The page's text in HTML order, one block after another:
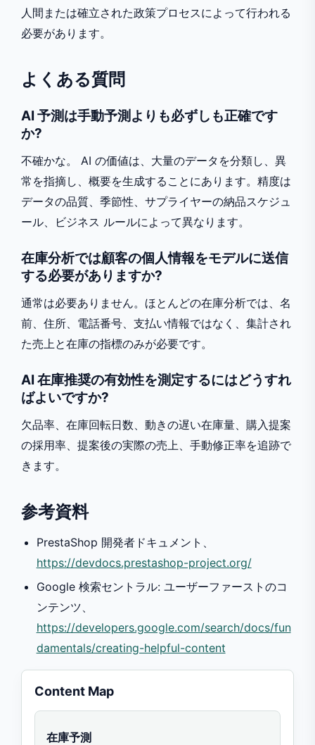
人間または確立された政策プロセスによって行われる
必要があります。
よくある質問
AI 予測は手動予測よりも必ずしも正確です
か?
不確かな。 AI の価値は、大量のデータを分類し、異
常を指摘し、概要を生成することにあります。精度は
データの品質、季節性、サプライヤーの納品スケジュ
ール、ビジネス ルールによって異なります。
在庫分析では顧客の個人情報をモデルに送信
する必要がありますか?
通常は必要ありません。ほとんどの在庫分析では、名
前、住所、電話番号、支払い情報ではなく、集計され
た売上と在庫の指標のみが必要です。
AI 在庫推奨の有効性を測定するにはどうすれ
ばよいですか?
欠品率、在庫回転日数、動きの遅い在庫量、購入提案
の採用率、提案後の実際の売上、手動修正率を追跡で
きます。
参考資料
PrestaShop 開発者ドキュメント、
https://devdocs.prestashop-project.org/
Google 検索セントラル: ユーザーファーストのコ
ンテンツ、
https://developers.google.com/search/docs/fun
damentals/creating-helpful-content
Content Map
在庫予測